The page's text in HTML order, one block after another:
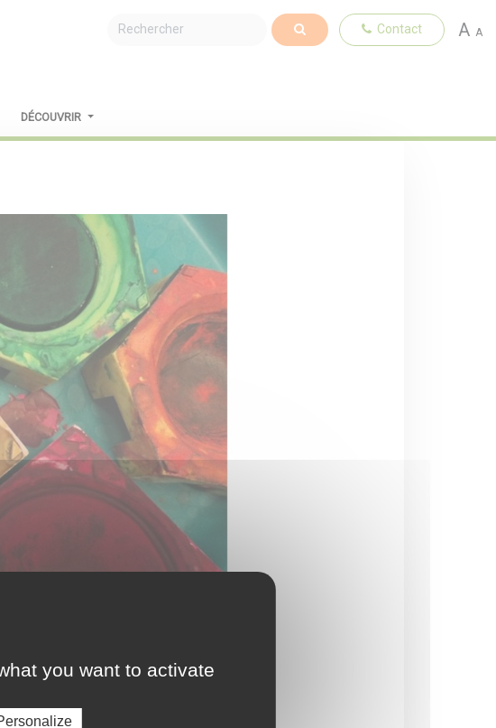
Contact A A
DÉCOUVRIR
you want to activate